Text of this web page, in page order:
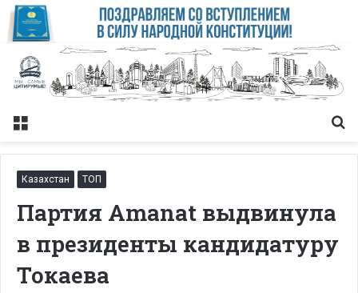
Меню
Казахстан ТОП
Партия Amanat выдвинула
в президенты кандидатуру
Токаева